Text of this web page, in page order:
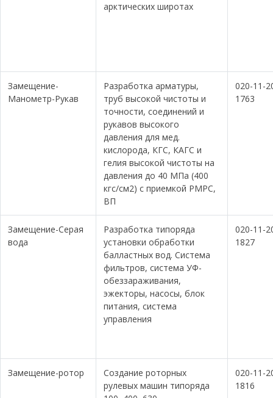
арктических широтах
Замещение-
Манометр-Рукав
Разработка арматуры,
труб высокой чистоты и
точности, соединений и
рукавов высокого
давления для мед.
кислорода, КГС, КАГС и
гелия высокой чистоты на
давления до 40 МПа (400
кгс/см2) с приемкой РМРС,
ВП
020-11-
1763
Замещение-Серая
вода
Разработка типоряда
установки обработки
балластных вод. Система
фильтров, система УФ-
обеззараживания,
эжекторы, насосы, блок
питания, система
управления
020-11-
1827
Замещение-ротор
Создание роторных
рулевых машин типоряда
020-11-
1816